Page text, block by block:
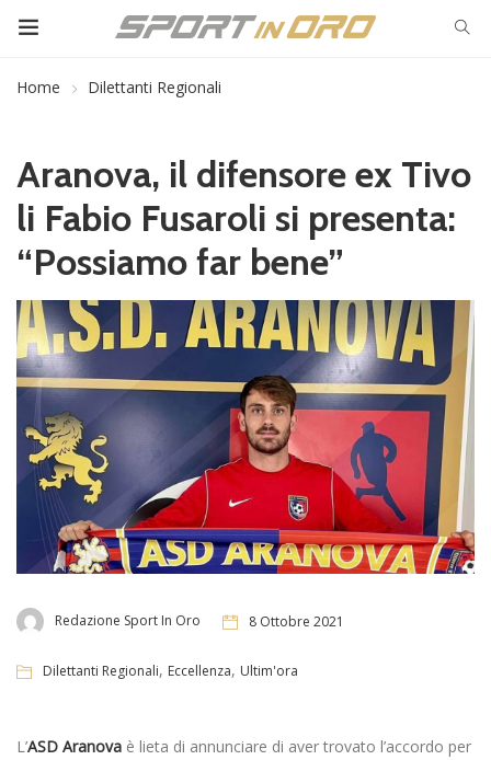
Home Dilettanti Regionali
Aranova, il difensore ex Tivo
li Fabio Fusaroli si presenta:
“Possiamo far bene”
Redazione Sport In Oro 8 Ottobre 2021
Dilettanti Regionali, Eccellenza, Ultim'ora
L’ASD Aranova è lieta di annunciare di aver trovato l’accordo per